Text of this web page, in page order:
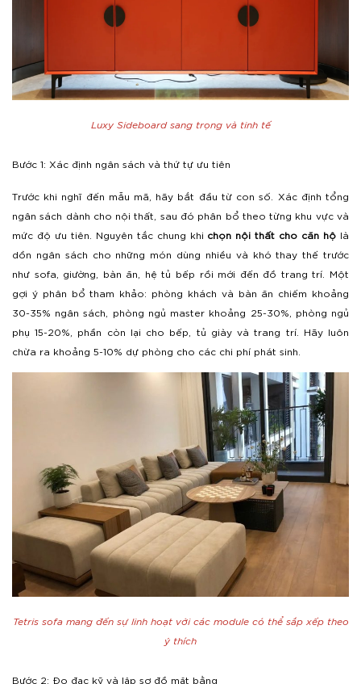
Luxy Sideboard sang trọng và tinh tế
Bước 1: Xác định ngân sách và thứ tự ưu tiên
Trước khi nghĩ đến mẫu mã, hãy bắt đầu từ con số. Xác định tổng
ngân sách dành cho nội thất, sau đó phân bổ theo từng khu vực và
mức độ ưu tiên. Nguyên tắc chung khi chọn nội thất cho căn hộ là
dồn ngân sách cho những món dùng nhiều và khó thay thế trước
như sofa, giường, bàn ăn, hệ tủ bếp rồi mới đến đồ trang trí. Một
gợi ý phân bổ tham khảo: phòng khách và bàn ăn chiếm khoảng
30-35% ngân sách, phòng ngủ master khoảng 25-30%, phòng ngủ
phụ 15-20%, phần còn lại cho bếp, tủ giày và trang trí. Hãy luôn
chừa ra khoảng 5-10% dự phòng cho các chi phí phát sinh.
Tetris sofa mang đến sự linh hoạt với các module có thể sắp xếp theo
ý thích
Bước 2: Đo đạc kỹ và lập sơ đồ mặt bằng